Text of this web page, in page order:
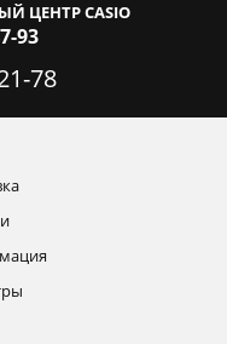
ЦЕНТР CASIO
93
78